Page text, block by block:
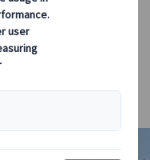
wilde Affen